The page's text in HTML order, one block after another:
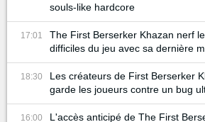
souls-like hardcore
17:01
The First Berserker Khazan nerf
difficiles du jeu avec sa dernière
18:30
Les créateurs de First Berserker
garde les joueurs contre un bug
16:00 L'accès anticipé de The First